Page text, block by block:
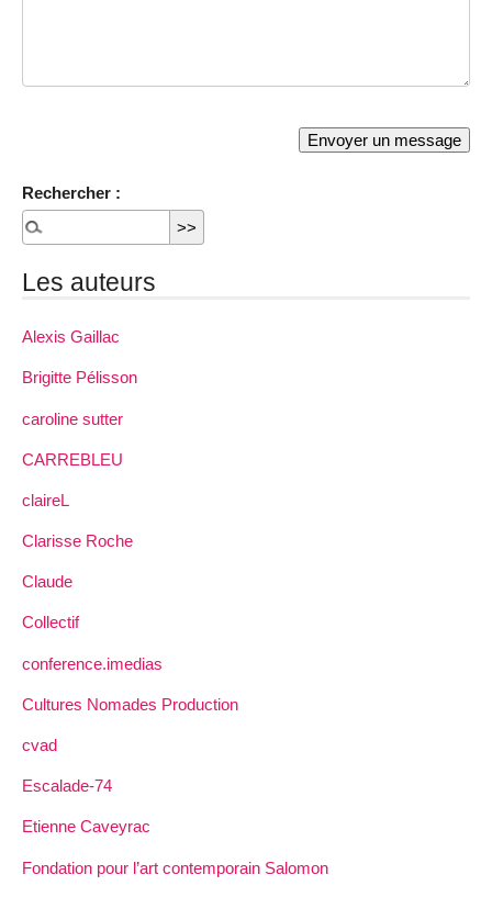
Rechercher :
Les auteurs
Alexis Gaillac
Brigitte Pélisson
caroline sutter
CARREBLEU
claireL
Clarisse Roche
Claude
Collectif
conference.imedias
Cultures Nomades Production
cvad
Escalade-74
Etienne Caveyrac
Fondation pour l’art contemporain Salomon